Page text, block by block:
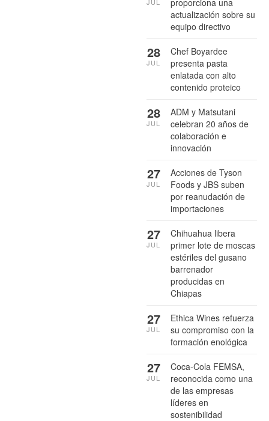
actualización sobre su
equipo directivo
Chef Boyardee
presenta pasta
enlatada con alto
contenido proteico
28
JUL
ADM y Matsutani
celebran 20 años de
colaboración e
innovación
28
JUL
Acciones de Tyson
Foods y JBS suben
por reanudación de
importaciones
27
JUL
Chihuahua libera
primer lote de moscas
estériles del gusano
barrenador
producidas en
Chiapas
27
JUL
Ethica Wines refuerza
su compromiso con la
formación enológica
27
JUL
Coca-Cola FEMSA,
reconocida como una
de las empresas
líderes en
sostenibilidad
27
JUL